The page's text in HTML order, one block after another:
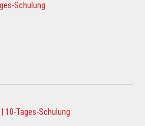
Schulung
| 10-Tages-Schulung